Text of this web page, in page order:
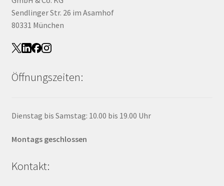
Sendlinger Str. 26 im Asamhof
80331 München
Öffnungszeiten:
Dienstag bis Samstag: 10.00 bis 19.00 Uhr
Montags geschlossen
Kontakt: